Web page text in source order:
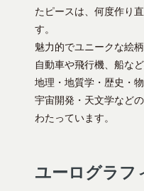
たピースは、何度作り
す。
魅力的でユニークな絵
自動車や飛行機、船な
地理・地質学・歴史・
宇宙開発・天文学など
わたっています。
ユーログラフ